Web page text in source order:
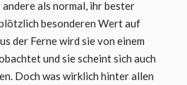
als normal, ihr bester
besonderen Wert auf
der Ferne wird sie von einem
und sie scheint sich auch
Doch was wirklich hinter allen